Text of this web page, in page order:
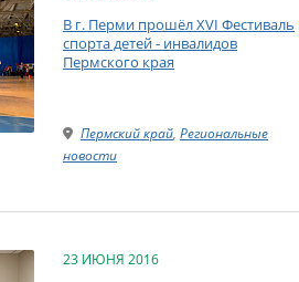
В г. Перми прошёл XVI Фестиваль
спорта детей - инвалидов
Пермского края
Пермский край, Региональные
новости
23 ИЮНЯ 2016